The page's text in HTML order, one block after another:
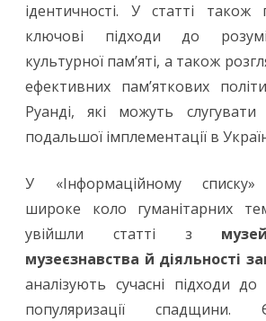
ідентичності. У статті також
ключові підходи до
культурної пам’яті, а також
ефективних пам’яткових
Руанді, які можуть
подальшої імплементації в
У «Інформаційному списку»
широке коло гуманітарних
увійшли статті з
музеєзнавства й діяльності
аналізують сучасні підходи
популяризації спадщини.